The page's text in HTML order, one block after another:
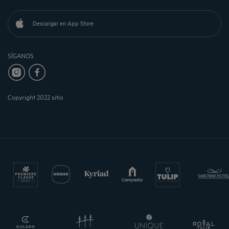
Descargar en App Store
SÍGANOS
Copyright 2022 sitio